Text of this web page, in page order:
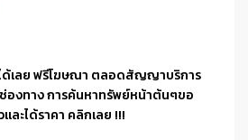
ด้เลย ฟรีโฆษณา ตลอดสัญญาบริการ
องทาง การค้นหาทรัพย์หน้าต้นๆขอ
ละได้ราคา คลิกเลย !!!